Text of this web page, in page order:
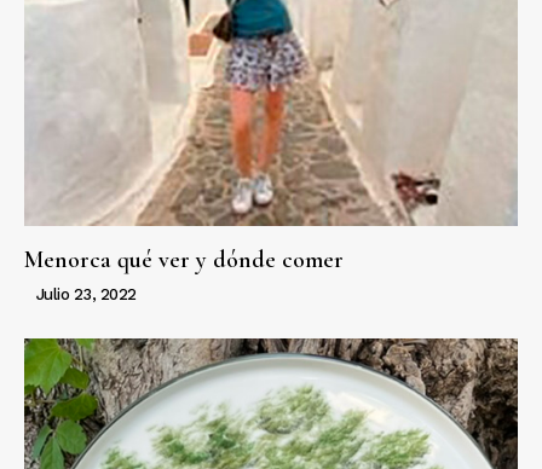
Menorca qué ver y dónde comer
Julio 23, 2022